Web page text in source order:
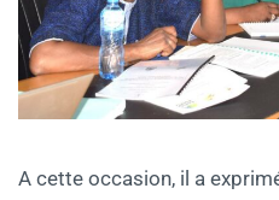
A cette occasion, il a